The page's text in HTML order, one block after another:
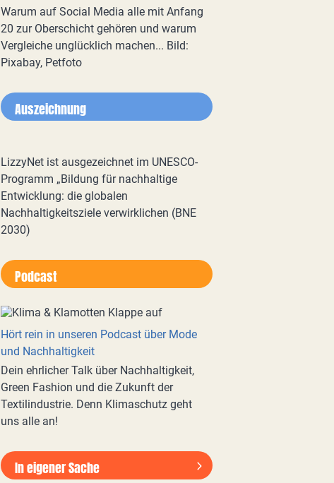
Warum auf Social Media alle mit Anfang
20 zur Oberschicht gehören und warum
Vergleiche unglücklich machen... Bild:
Pixabay, Petfoto
Auszeichnung
LizzyNet ist ausgezeichnet im UNESCO-
Programm „Bildung für nachhaltige
Entwicklung: die globalen
Nachhaltigkeitsziele verwirklichen (BNE
2030)
Podcast
Hört rein in unseren Podcast über Mode
und Nachhaltigkeit
Dein ehrlicher Talk über Nachhaltigkeit,
Green Fashion und die Zukunft der
Textilindustrie. Denn Klimaschutz geht
uns alle an!
In eigener Sache